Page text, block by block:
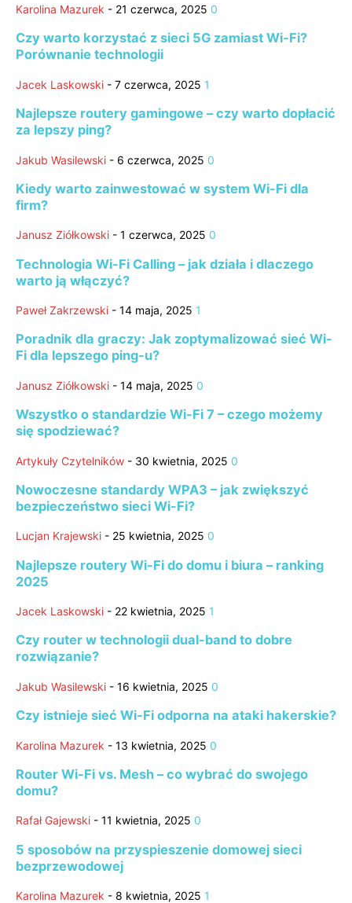
Karolina Mazurek - 21 czerwca, 2025 0
Czy warto korzystać z sieci 5G zamiast Wi-Fi?
Porównanie technologii
Jacek Laskowski - 7 czerwca, 2025 1
Najlepsze routery gamingowe – czy warto dopłacić
za lepszy ping?
Jakub Wasilewski - 6 czerwca, 2025 0
Kiedy warto zainwestować w system Wi-Fi dla
firm?
Janusz Ziółkowski - 1 czerwca, 2025 0
Technologia Wi-Fi Calling – jak działa i dlaczego
warto ją włączyć?
Paweł Zakrzewski - 14 maja, 2025 1
Poradnik dla graczy: Jak zoptymalizować sieć Wi-
Fi dla lepszego ping-u?
Janusz Ziółkowski - 14 maja, 2025 0
Wszystko o standardzie Wi-Fi 7 – czego możemy
się spodziewać?
Artykuły Czytelników - 30 kwietnia, 2025 0
Nowoczesne standardy WPA3 – jak zwiększyć
bezpieczeństwo sieci Wi-Fi?
Lucjan Krajewski - 25 kwietnia, 2025 0
Najlepsze routery Wi-Fi do domu i biura – ranking
2025
Jacek Laskowski - 22 kwietnia, 2025 1
Czy router w technologii dual-band to dobre
rozwiązanie?
Jakub Wasilewski - 16 kwietnia, 2025 0
Czy istnieje sieć Wi-Fi odporna na ataki hakerskie?
Karolina Mazurek - 13 kwietnia, 2025 0
Router Wi-Fi vs. Mesh – co wybrać do swojego
domu?
Rafał Gajewski - 11 kwietnia, 2025 0
5 sposobów na przyspieszenie domowej sieci
bezprzewodowej
Karolina Mazurek - 8 kwietnia, 2025 1